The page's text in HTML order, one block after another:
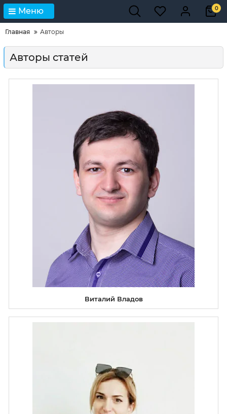
Меню 0
Главная Авторы
Авторы статей
Виталий Владов